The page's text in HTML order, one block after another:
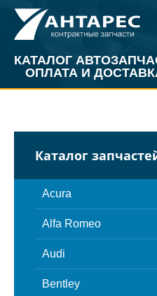
КАТАЛОГ
ОПЛАТА И
Каталог
Acura
Alfa Romeo
Audi
Bentley